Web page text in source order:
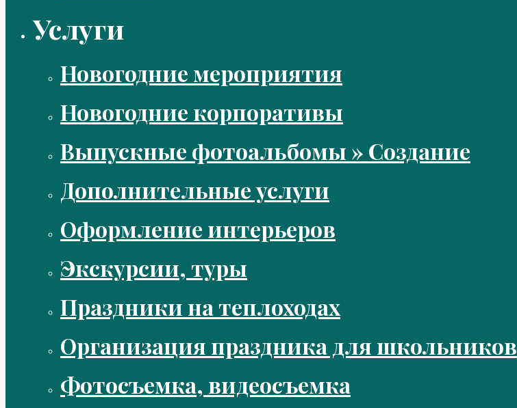
Услуги
Новогодние мероприятия
Новогодние корпоративы
Выпускные фотоальбомы » Создание
Дополнительные услуги
Оформление интерьеров
Экскурсии, туры
Праздники на теплоходах
Организация праздника для школьников
Фотосъемка, видеосъемка